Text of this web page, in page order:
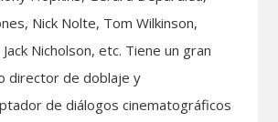
Nick Nolte, Tom Wilkinson,
Nicholson, etc. Tiene un gran
director de doblaje y
de diálogos cinematográficos